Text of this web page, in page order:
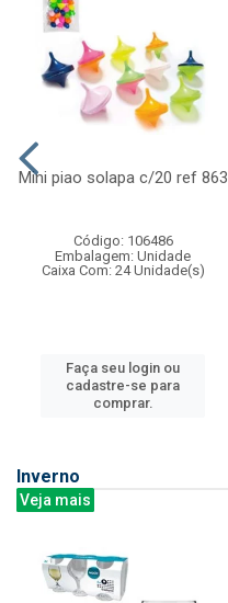
Mini piao solapa c/20 ref 863
Código: 106486
Embalagem: Unidade
Caixa Com: 24 Unidade(s)
Faça seu login ou
cadastre-se para
comprar.
Inverno
Veja mais